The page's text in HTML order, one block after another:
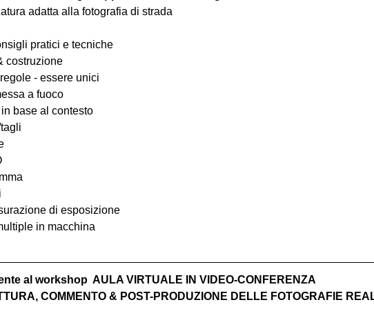
adatta alla fotografia di strada
pratici e tecniche
costruzione
- essere unici
a fuoco
base al contesto
di esposizione
in macchina
al workshop  AULA VIRTUALE IN VIDEO-CONFERENZA
COMMENTO & POST-PRODUZIONE DELLE FOTOGRAFIE